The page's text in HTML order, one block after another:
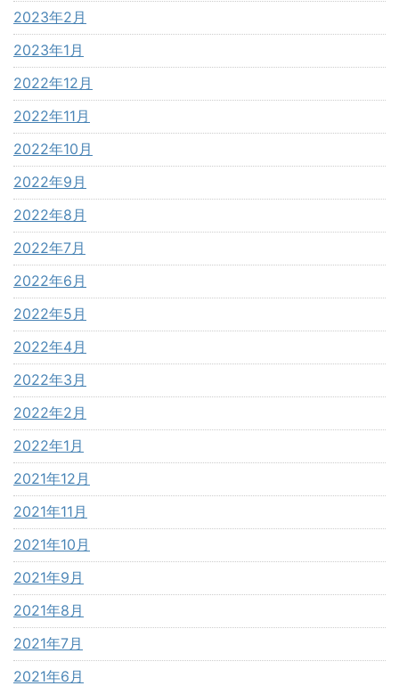
2023年2月
2023年1月
2022年12月
2022年11月
2022年10月
2022年9月
2022年8月
2022年7月
2022年6月
2022年5月
2022年4月
2022年3月
2022年2月
2022年1月
2021年12月
2021年11月
2021年10月
2021年9月
2021年8月
2021年7月
2021年6月